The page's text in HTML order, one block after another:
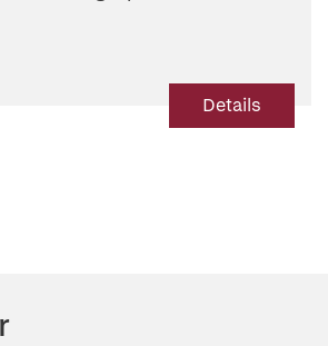
Details